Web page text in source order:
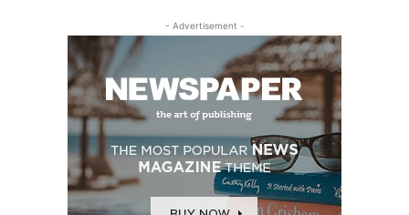
- Advertisement -